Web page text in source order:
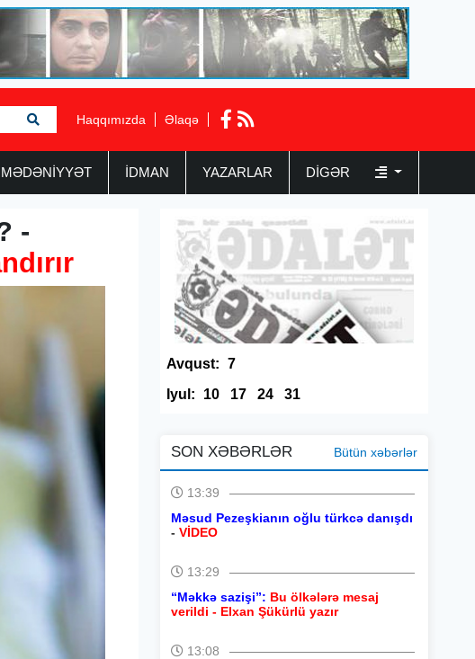
Haqqımızda Əlaqə
MƏDƏNİYYƏT İDMAN YAZARLAR DIGƏR
-
Avqust: 7
Iyul:
10 17 24 31
SON XƏBƏRLƏR Bütün xəbərlər
13:39
Məsud Pezeşkianın oğlu türkcə danışdı
- VİDEO
13:29
“Məkkə sazişi”: Bu ölkələrə mesaj
verildi - Elxan Şükürlü yazır
13:08